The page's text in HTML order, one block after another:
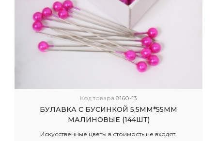
Код товара 8160-13
БУЛАВКА С БУСИНКОЙ 5,5ММ*55ММ
МАЛИНОВЫЕ (144ШТ)
Искусственные цветы в стоимость не входят.